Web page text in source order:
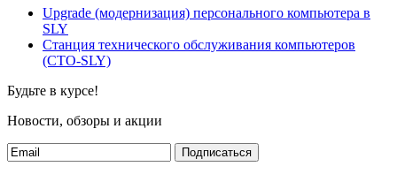
Upgrade (модернизация) персонального компьютера в
SLY
Станция технического обслуживания компьютеров
(СТО-SLY)
Будьте в курсе!
Новости, обзоры и акции
Подписаться